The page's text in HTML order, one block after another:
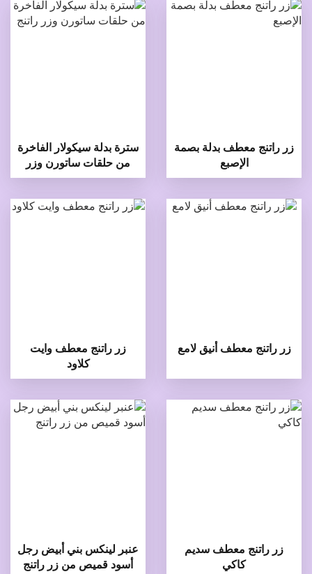
زر راتنج معطف بدلة بصمة
الإصبع
سترة بدلة سيكولار الفاخرة
من حلقات ساتورن وزر
راتنج
زر راتنج معطف أنيق لامع
زر راتنج معطف وايت
كلاود
زر راتنج معطف سديم
كاكي
عنبر لينكس بني أبيض رجل
أسود قميص من زر راتنج